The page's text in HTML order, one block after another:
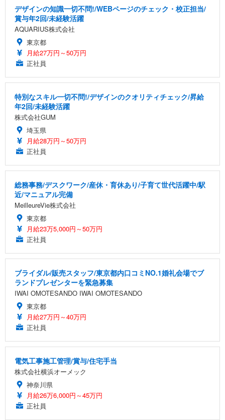
デザインの知識一切不問!/WEBページのチェック・校正担当/
賞与年2回/未経験活躍
AQUARIUS株式会社
東京都
月給27万円～50万円
正社員
特別なスキル一切不問!/デザインのクオリティチェック/昇給
年2回/未経験活躍
株式会社GUM
埼玉県
月給28万円～50万円
正社員
総務事務/デスクワーク/産休・育休あり/子育て世代活躍中/駅
近/マニュアル完備
MeilleureVie株式会社
東京都
月給23万5,000円～50万円
正社員
ブライダル/販売スタッフ/東京都内口コミNO.1婚礼会場でブ
ランドプレゼンターを緊急募集
IWAI OMOTESANDO IWAI OMOTESANDO
東京都
月給27万円～40万円
正社員
電気工事施工管理/賞与/住宅手当
株式会社横浜オーメック
神奈川県
月給26万6,000円～45万円
正社員